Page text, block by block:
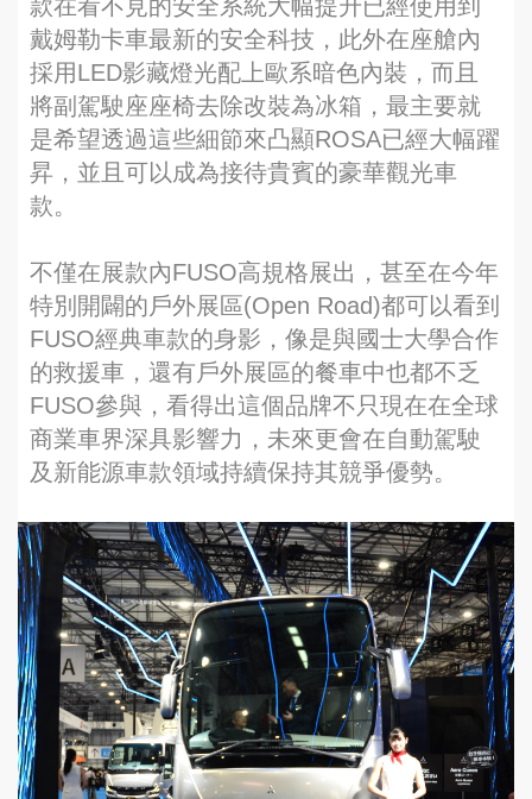
款在看不見的安全系統大幅提升已經使用到
戴姆勒卡車最新的安全科技，此外在座艙內
採用LED影藏燈光配上歐系暗色內裝，而且
將副駕駛座座椅去除改裝為冰箱，最主要就
是希望透過這些細節來凸顯ROSA已經大幅躍
昇，並且可以成為接待貴賓的豪華觀光車
款。
不僅在展款內FUSO高規格展出，甚至在今年
特別開闢的戶外展區(Open Road)都可以看到
FUSO經典車款的身影，像是與國士大學合作
的救援車，還有戶外展區的餐車中也都不乏
FUSO參與，看得出這個品牌不只現在在全球
商業車界深具影響力，未來更會在自動駕駛
及新能源車款領域持續保持其競爭優勢。